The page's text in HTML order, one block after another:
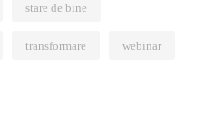
stare de bine
transformare webinar